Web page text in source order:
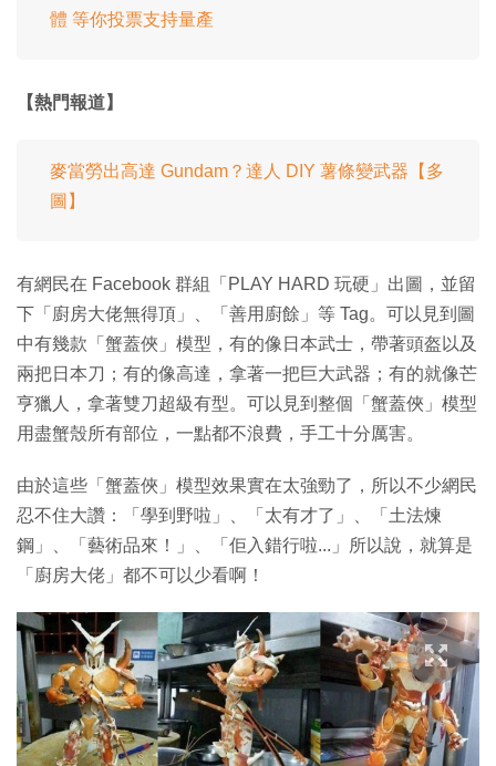
體 等你投票支持量產
【熱門報道】
麥當勞出高達 Gundam？達人 DIY 薯條變武器【多
圖】
有網民在 Facebook 群組「PLAY HARD 玩硬」出圖，並留
下「廚房大佬無得頂」、「善用廚餘」等 Tag。可以見到圖
中有幾款「蟹蓋俠」模型，有的像日本武士，帶著頭盔以及
兩把日本刀；有的像高達，拿著一把巨大武器；有的就像芒
亨獵人，拿著雙刀超級有型。可以見到整個「蟹蓋俠」模型
用盡蟹殼所有部位，一點都不浪費，手工十分厲害。
由於這些「蟹蓋俠」模型效果實在太強勁了，所以不少網民
忍不住大讚：「學到野啦」、「太有才了」、「土法煉
鋼」、「藝術品來！」、「佢入錯行啦...」所以說，就算是
「廚房大佬」都不可以少看啊！